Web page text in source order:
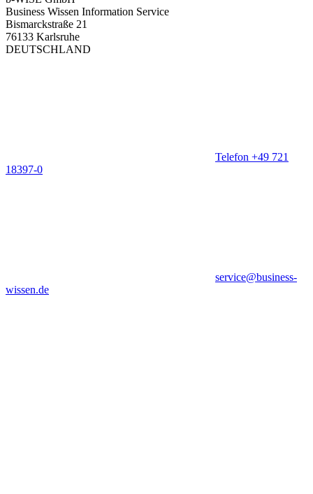
Business Wissen Information Service
Bismarckstraße 21
76133 Karlsruhe
DEUTSCHLAND
Telefon +49 721
18397-0
service@business-
wissen.de